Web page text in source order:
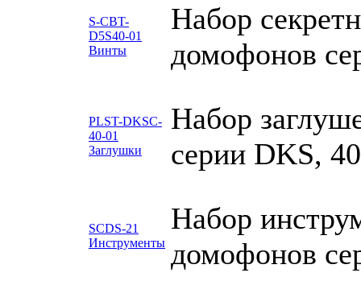
S-CBT-
D5S40-01
Винты
Набор
домофонов
PLST-DKSC-
40-01
Заглушки
Набор
серии DKS,
SCDS-21
Инструменты
Набор
домофонов